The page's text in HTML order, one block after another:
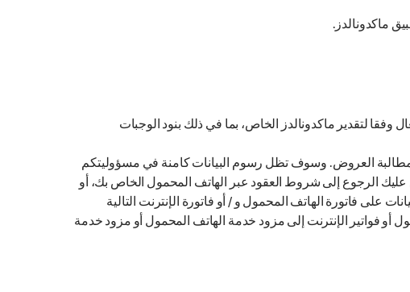
ماكدونالدز.
لتقدير ماكدونالدز الخاص، بما في ذلك بنود الوجبات
العروض. وسوف تظل رسوم البيانات كامنة في مسؤوليتكم
الرجوع إلى شروط العقود عبر الهاتف المحمول الخاص بك، أو
فاتورة الهاتف المحمول و / أو فاتورة الإنترنت التالية
أو فواتير الإنترنت إلى مزود خدمة الهاتف المحمول أو مزود خدمة